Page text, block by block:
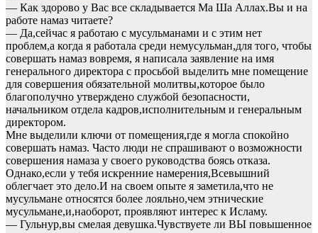
— Как здорово у Вас все складывается Ма Ша Аллах.Вы и на
работе намаз читаете?
— Да,сейчас я работаю с мусульманами и с этим нет
проблем,а когда я работала среди немусульман,для того, чтобы
совершать намаз вовремя, я написала заявление на имя
генерального директора с просьбой выделить мне помещение
для совершения обязательной молитвы,которое было
благополучно утверждено службой безопасности,
начальником отдела кадров,исполнительным и генеральным
директором.
Мне выделили ключи от помещения,где я могла спокойно
совершать намаз. Часто люди не спрашивают о возможности
совершения намаза у своего руководства боясь отказа.
Однако,если у тебя искренние намерения,Всевышний
облегчает это дело.И на своем опыте я заметила,что не
мусульмане относятся более лояльно,чем этнические
мусульмане,и,наоборот, проявляют интерес к Исламу.
— Гульнур,вы смелая девушка.Чувствуете ли ВЫ повышенное